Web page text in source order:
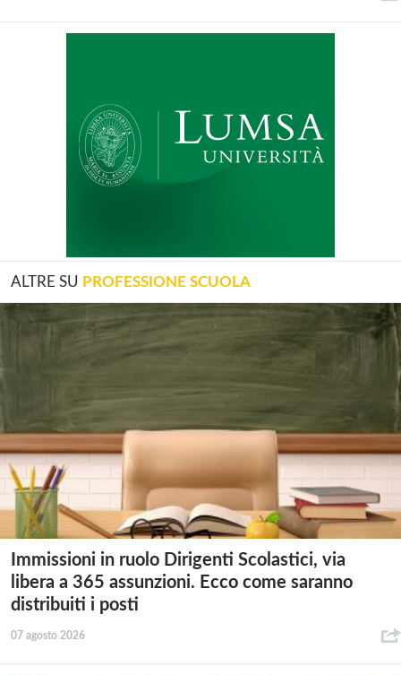
ALTRE SU PROFESSIONE SCUOLA
Immissioni in ruolo Dirigenti Scolastici, via
libera a 365 assunzioni. Ecco come saranno
distribuiti i posti
07 agosto 2026